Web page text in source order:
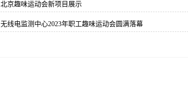
北京趣味运动会新项目展示
无线电监测中心2023年职工趣味运动会圆满落幕